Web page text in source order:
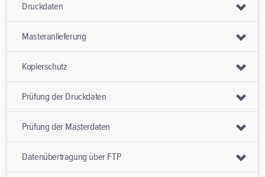
Druckdaten
Masteranlieferung
Kopierschutz
Prüfung der Druckdaten
Prüfung der Masterdaten
Datenübertragung über FTP